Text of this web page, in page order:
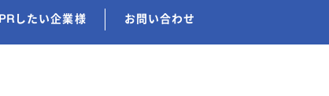
PRしたい企業様 お問い合わせ